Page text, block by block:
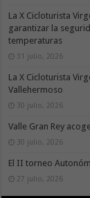
La X Cicloturista
garantizar la
temperaturas
31 julio, 2026
La X Cicloturista
Vallehermoso
30 julio, 2026
Valle Gran Rey
30 julio, 2026
El II torneo
27 julio, 2026